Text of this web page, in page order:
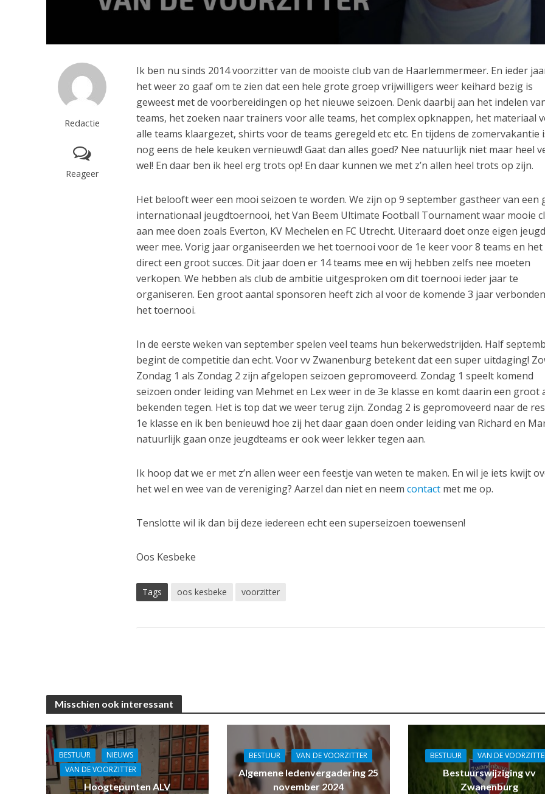
Redactie
Reageer
Ik ben nu sinds 2014 voorzitter van de mooiste club van de Haarlemmermeer. En ieder
het weer zo gaaf om te zien dat een hele grote groep vrijwilligers weer keihard bezig is
geweest met de voorbereidingen op het nieuwe seizoen. Denk daarbij aan het indelen
teams, het zoeken naar trainers voor alle teams, het complex opknappen, het materiaal
alle teams klaargezet, shirts voor de teams geregeld etc etc. En tijdens de zomervakantie
nog eens de hele keuken vernieuwd! Gaat dan alles goed? Nee natuurlijk niet maar heel
wel! En daar ben ik heel erg trots op! En daar kunnen we met z’n allen heel trots op zijn.
Het belooft weer een mooi seizoen te worden. We zijn op 9 september gastheer van een
internationaal jeugdtoernooi, het Van Beem Ultimate Football Tournament waar mooie
aan mee doen zoals Everton, KV Mechelen en FC Utrecht. Uiteraard doet onze eigen
weer mee. Vorig jaar organiseerden we het toernooi voor de 1e keer voor 8 teams en het
direct een groot succes. Dit jaar doen er 14 teams mee en wij hebben zelfs nee moeten
verkopen. We hebben als club de ambitie uitgesproken om dit toernooi ieder jaar te
organiseren. Een groot aantal sponsoren heeft zich al voor de komende 3 jaar
het toernooi.
In de eerste weken van september spelen veel teams hun bekerwedstrijden. Half
begint de competitie dan echt. Voor vv Zwanenburg betekent dat een super uitdaging!
Zondag 1 als Zondag 2 zijn afgelopen seizoen gepromoveerd. Zondag 1 speelt komend
seizoen onder leiding van Mehmet en Lex weer in de 3e klasse en komt daarin een groot
bekenden tegen. Het is top dat we weer terug zijn. Zondag 2 is gepromoveerd naar de
1e klasse en ik ben benieuwd hoe zij het daar gaan doen onder leiding van Richard en
natuurlijk gaan onze jeugdteams er ook weer lekker tegen aan.
Ik hoop dat we er met z’n allen weer een feestje van weten te maken. En wil je iets kwijt
het wel en wee van de vereniging? Aarzel dan niet en neemcontact met me op.
Tenslotte wil ik dan bij deze iedereen echt een superseizoen toewensen!
Oos Kesbeke
Tags oos kesbeke voorzitter
Misschien ook interessant
BESTUUR
NIEUWS
VAN DE VOORZITTER
Hoogtepunten ALV
BESTUUR VAN DE VOORZITTER
Algemene ledenvergadering 25
november 2024
BESTUUR VAN DE
Bestuurswijziging vv
Zwanenburg